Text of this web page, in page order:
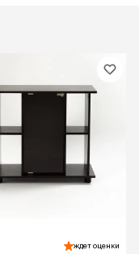
ждет оценки